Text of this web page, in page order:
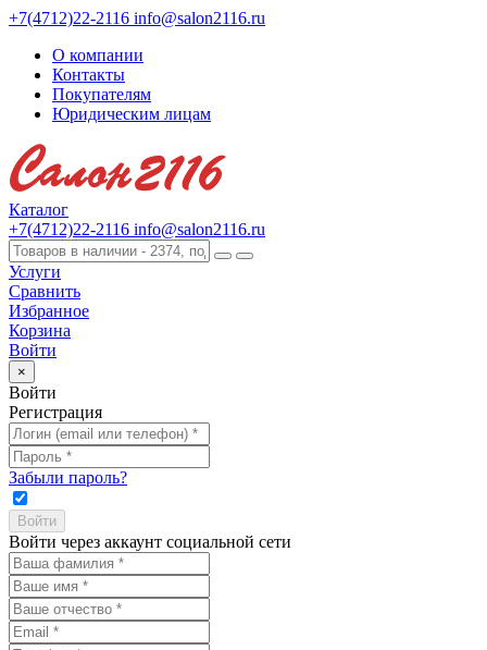
+7(4712)22-2116 info@salon2116.ru
О компании
Контакты
Покупателям
Юридическим лицам
Каталог
+7(4712)22-2116 info@salon2116.ru
Услуги
Сравнить
Избранное
Корзина
Войти
×
Войти
Регистрация
Забыли пароль?
Войти через аккаунт социальной сети